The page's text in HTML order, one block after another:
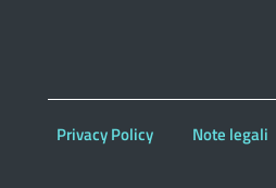
Privacy Policy Note legali